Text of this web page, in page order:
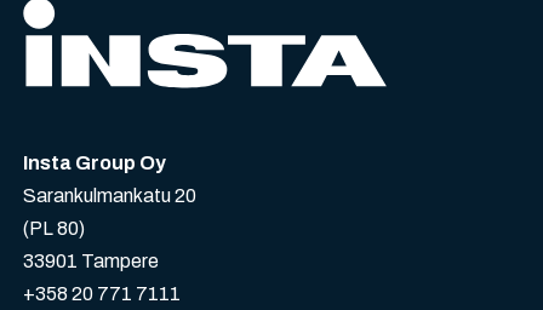
Insta Group Oy
Sarankulmankatu 20
(PL 80)
33901 Tampere
+358 20 771 7111